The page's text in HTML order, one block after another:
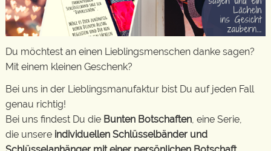
Du möchtest an einen Lieblingsmenschen danke sagen?
Mit einem kleinen Geschenk?
Bei uns in der Lieblingsmanufaktur bist Du auf jeden Fall
genau richtig!
Bei uns findest Du die Bunten Botschaften, eine Serie,
die unsere individuellen Schlüsselbänder und